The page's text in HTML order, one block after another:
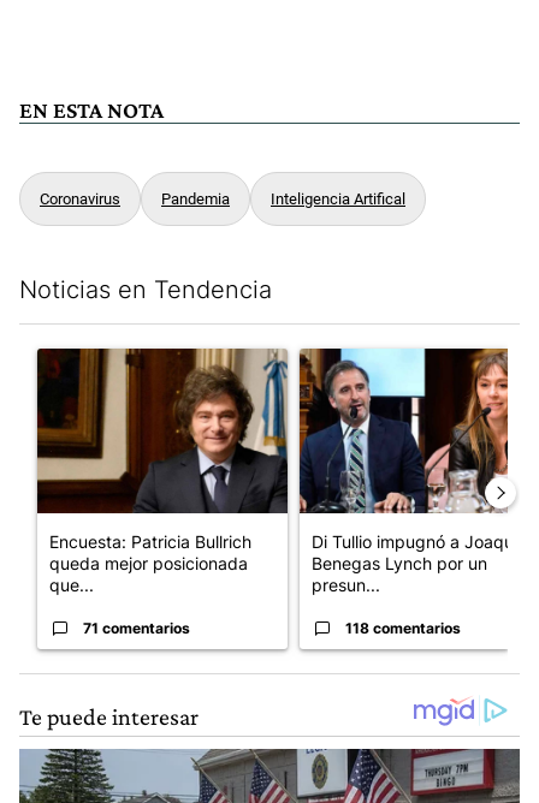
EN ESTA NOTA
Coronavirus Pandemia Inteligencia Artifical
Noticias en Tendencia
Un artículo de tendencia con el título "Encuesta: Patricia
Encuesta: Patricia Bullrich
queda mejor posicionada
que...
71 comentarios
Un artículo de tendencia con
Di Tullio impugnó a Joaquín
Benegas Lynch por un
presun...
118 comentarios